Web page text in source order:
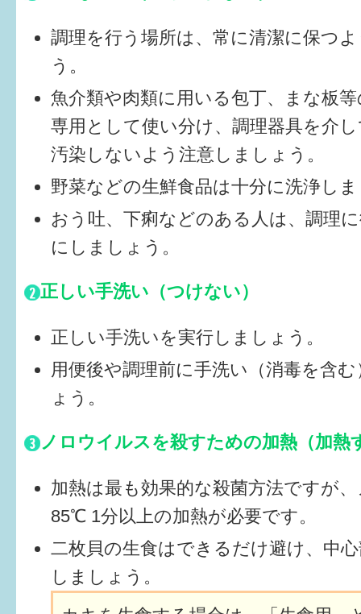
調理を行う場所は、常に清潔に保つ
う。
魚介類や肉類に用いる包丁、まな板
専用として使い分け、調理器具を介
汚染しないよう注意しましょう。
野菜などの生鮮食品は十分に洗浄し
おう吐、下痢などのある人は、調理
にしましょう。
正しい手洗い（つけない）
正しい手洗いを実行しましょう。
用便後や調理前に手洗い（消毒を含
ょう。
ノロウイルスを殺すための加熱（加熱
加熱は最も効果的な殺菌方法ですが
85℃ 1分以上の加熱が必要です。
二枚貝の生食はできるだけ避け、中
しましょう。